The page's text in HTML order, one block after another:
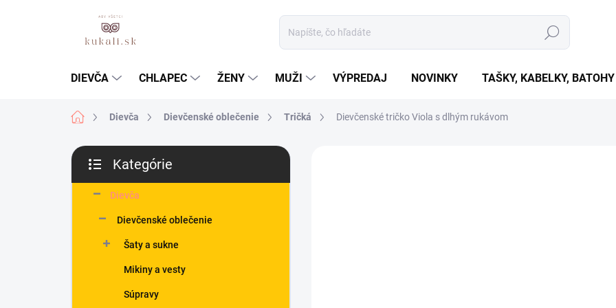
Hľadať
DIEVČA CHLAPEC ŽENY MUŽI VÝPREDAJ NOVINKY TAŠKY, KABELKY, BATOHY
DomovDievča Dievčenské oblečenie Tričká Dievčenské tričko Viola s dlhým rukávom
B
č
kategórie
Kategórie
Dievča
Dievčenské oblečenie
Šaty a sukne
Mikiny a vesty
Súpravy